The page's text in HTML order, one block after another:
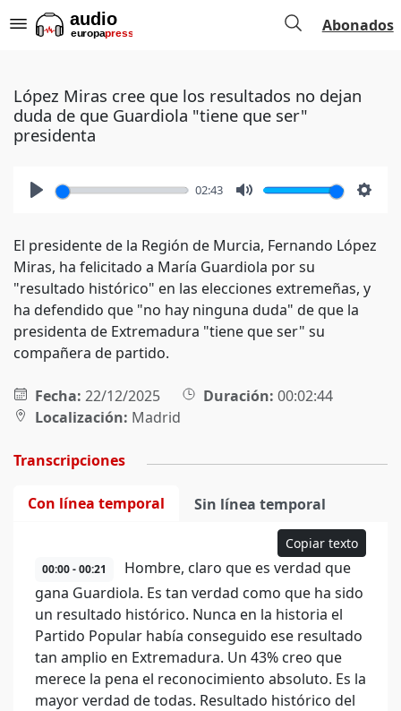
Abonados
López Miras cree que los resultados no dejan
duda de que Guardiola "tiene que ser"
presidenta
02:43
El presidente de la Región de Murcia, Fernando López
Miras, ha felicitado a María Guardiola por su
"resultado histórico" en las elecciones extremeñas, y
ha defendido que "no hay ninguna duda" de que la
presidenta de Extremadura "tiene que ser" su
compañera de partido.
Fecha: 22/12/2025 Duración: 00:02:44
Localización: Madrid
Transcripciones
Con línea temporal Sin línea temporal
Copiar texto
00:00 - 00:21
Hombre, claro que es verdad que
gana Guardiola. Es tan verdad como que ha sido
un resultado histórico. Nunca en la historia el
Partido Popular había conseguido ese resultado
tan amplio en Extremadura. Un 43% creo que
merece la pena el reconocimiento absoluto. Es la
mayor verdad de todas. Resultado histórico del